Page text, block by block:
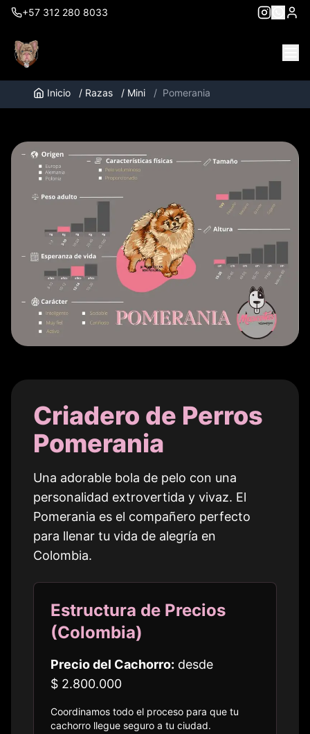
+57 312 280 8033
Inicio / Razas / Mini / Pomerania
Criadero de Perros
Pomerania
Una adorable bola de pelo con una
personalidad extrovertida y vivaz. El
Pomerania es el compañero perfecto
para llenar tu vida de alegría en
Colombia.
Estructura de Precios
(Colombia)
Precio del Cachorro: desde
$ 2.800.000
Coordinamos todo el proceso para que tu
cachorro llegue seguro a tu ciudad.